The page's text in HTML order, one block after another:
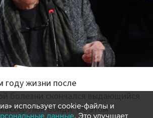
году жизни после
Люк Бонди. Об этом
использует cookie-файлы и
данные. Это улучшает